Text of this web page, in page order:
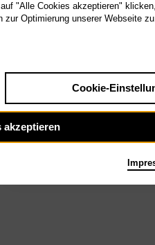
Antikrist
"Alle Cookies akzeptieren"
Optimierung unserer Webseite
Cookie-
akzeptieren